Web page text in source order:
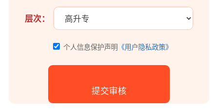
层次：
个人信息保护声明 《用户隐私政策》